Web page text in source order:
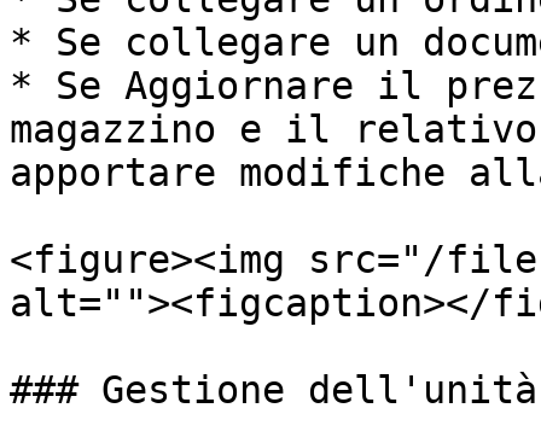
* Se collegare un
* Se Aggiornare il
magazzino e il
apportare modifiche
<figure><img src="/files/
alt=""><figcaption></
### Gestione